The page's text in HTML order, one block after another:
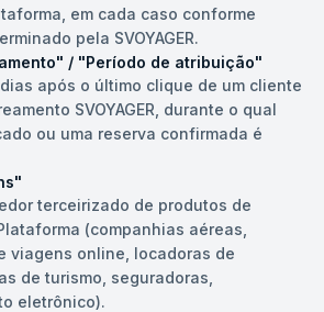
em cada caso conforme
pela SVOYAGER.
/ "Período de atribuição"
após o último clique de um cliente
SVOYAGER, durante o qual
ou uma reserva confirmada é
terceirizado de produtos de
(companhias aéreas,
viagens online, locadoras de
de turismo, seguradoras,
eletrônico).